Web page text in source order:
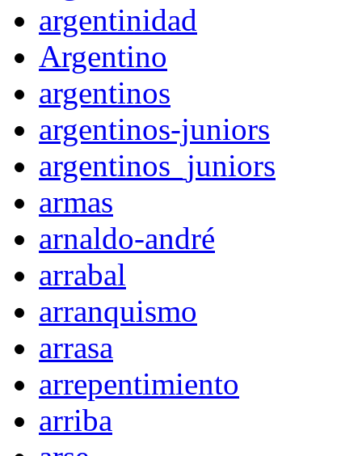
argentinidad
Argentino
argentinos
argentinos-juniors
argentinos_juniors
armas
arnaldo-andré
arrabal
arranquismo
arrasa
arrepentimiento
arriba